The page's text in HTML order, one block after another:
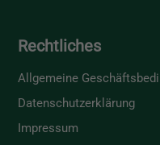
Rechtliches
Allgemeine
Datenschutzerklärung
Impressum